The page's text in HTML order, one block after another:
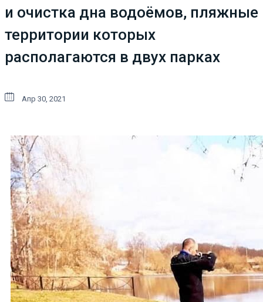
и очистка дна водоёмов, пляжные
территории которых
располагаются в двух парках
Апр 30, 2021